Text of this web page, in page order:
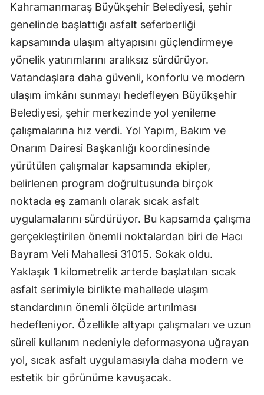
Kahramanmaraş Büyükşehir Belediyesi, şehir
genelinde başlattığı asfalt seferberliği
kapsamında ulaşım altyapısını güçlendirmeye
yönelik yatırımlarını aralıksız sürdürüyor.
Vatandaşlara daha güvenli, konforlu ve modern
ulaşım imkânı sunmayı hedefleyen Büyükşehir
Belediyesi, şehir merkezinde yol yenileme
çalışmalarına hız verdi. Yol Yapım, Bakım ve
Onarım Dairesi Başkanlığı koordinesinde
yürütülen çalışmalar kapsamında ekipler,
belirlenen program doğrultusunda birçok
noktada eş zamanlı olarak sıcak asfalt
uygulamalarını sürdürüyor. Bu kapsamda çalışma
gerçekleştirilen önemli noktalardan biri de Hacı
Bayram Veli Mahallesi 31015. Sokak oldu.
Yaklaşık 1 kilometrelik arterde başlatılan sıcak
asfalt serimiyle birlikte mahallede ulaşım
standardının önemli ölçüde artırılması
hedefleniyor. Özellikle altyapı çalışmaları ve uzun
süreli kullanım nedeniyle deformasyona uğrayan
yol, sıcak asfalt uygulamasıyla daha modern ve
estetik bir görünüme kavuşacak.